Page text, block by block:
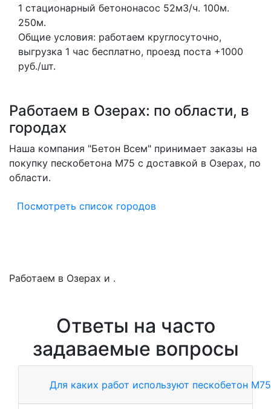
1 стационарный бетононасос 52м3/ч. 100м.
250м.
Общие условия: работаем круглосуточно,
выгрузка 1 час бесплатно, проезд поста +1000
руб./шт.
Работаем в Озерах: по области, в
городах
Наша компания "Бетон Всем" принимает заказы на
покупку пескобетона M75 с доставкой в Озерах, по
области.
Посмотреть список городов
Работаем в Озерах и .
Ответы на часто
задаваемые вопросы
Для каких работ используют пескобетон